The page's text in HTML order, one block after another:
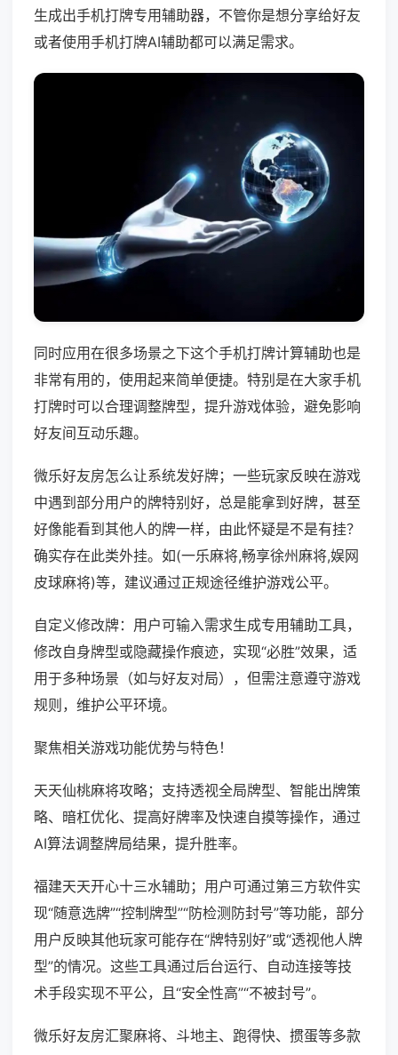
生成出手机打牌专用辅助器，不管你是想分享给好友
或者使用手机打牌AI辅助都可以满足需求。
同时应用在很多场景之下这个手机打牌计算辅助也是
非常有用的，使用起来简单便捷。特别是在大家手机
打牌时可以合理调整牌型，提升游戏体验，避免影响
好友间互动乐趣。
微乐好友房怎么让系统发好牌；一些玩家反映在游戏
中遇到部分用户的牌特别好，总是能拿到好牌，甚至
好像能看到其他人的牌一样，由此怀疑是不是有挂？
确实存在此类外挂。如(一乐麻将,畅享徐州麻将,娱网
皮球麻将)等，建议通过正规途径维护游戏公平。
自定义修改牌：用户可输入需求生成专用辅助工具，
修改自身牌型或隐藏操作痕迹，实现“必胜”效果，适
用于多种场景（如与好友对局），但需注意遵守游戏
规则，维护公平环境。
聚焦相关游戏功能优势与特色！
天天仙桃麻将攻略；支持透视全局牌型、智能出牌策
略、暗杠优化、提高好牌率及快速自摸等操作，通过
AI算法调整牌局结果，提升胜率。
福建天天开心十三水辅助；用户可通过第三方软件实
现“随意选牌”“控制牌型”“防检测防封号”等功能，部分
用户反映其他玩家可能存在“牌特别好”或“透视他人牌
型”的情况。这些工具通过后台运行、自动连接等技
术手段实现不平公，且“安全性高”“不被封号”。
微乐好友房汇聚麻将、斗地主、跑得快、掼蛋等多款